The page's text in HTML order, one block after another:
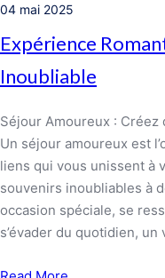
04 mai 2025
Expérience
Inoubliable
Séjour Amoureux :
Un séjour amoureux est
liens qui vous unissent à
souvenirs inoubliables à
occasion spéciale, se
s’évader du quotidien,